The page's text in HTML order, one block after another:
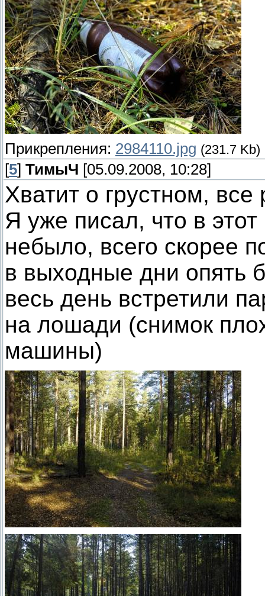
Прикрепления: 2984110.jpg (231.7 Kb)
[5] ТимыЧ [05.09.2008, 10:28]
Хватит о грустном,
Я уже писал, что в этот
небыло, всего скорее
в выходные дни опять
весь день встретили
на лошади (снимок
машины)